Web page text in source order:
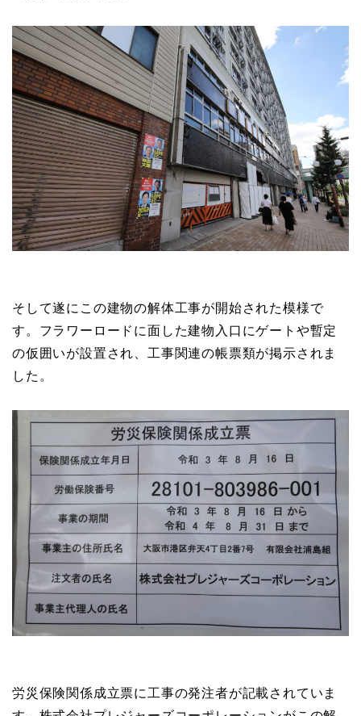
そして遂にこの建物の解体工事が開始された模様で
す。フラワーロードに面した建物入口にゲートや暫定
の仮囲いが設置され、工事関連の帳票類が掲示されま
した。
労災保険関係成立票に工事の発注者が記載されていま